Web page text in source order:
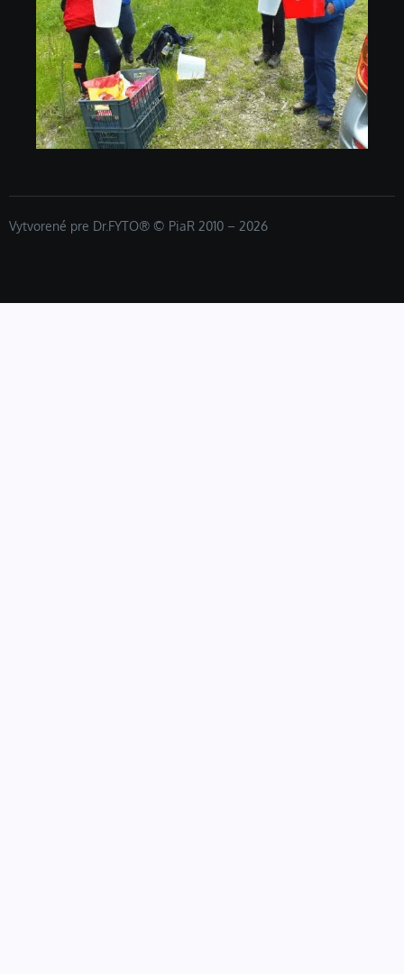
Vytvorené pre Dr.FYTO® © PiaR 2010 – 2026